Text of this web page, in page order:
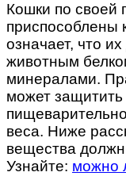
Кошки по своей
приспособлены
означает, что
животным
минералами.
может
веса. Ниже
вещества
Узнайте: можно